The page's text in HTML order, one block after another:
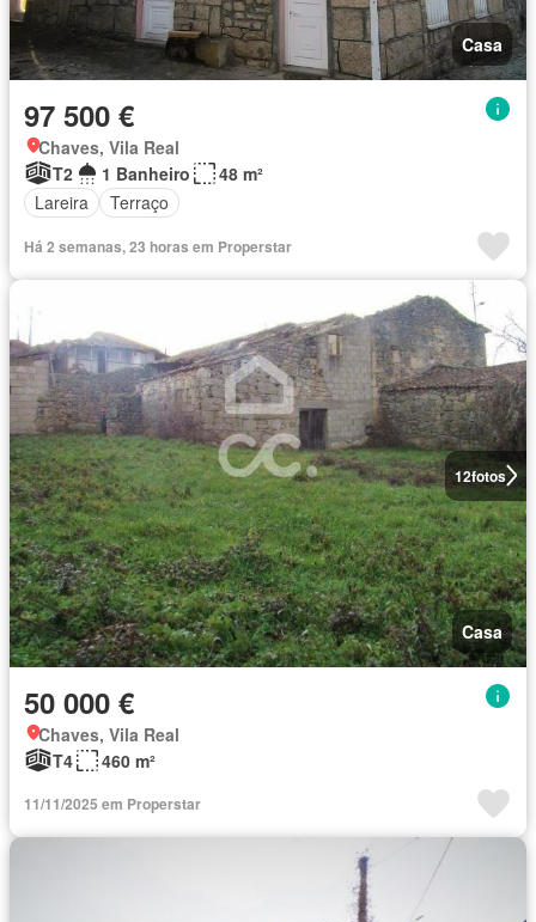
Casa
97 500 €
Chaves, Vila Real
T2
1 Banheiro
48 m²
Lareira
Terraço
Há 2 semanas, 23 horas em Properstar
12fotos
Casa
50 000 €
Chaves, Vila Real
T4
460 m²
11/11/2025 em Properstar